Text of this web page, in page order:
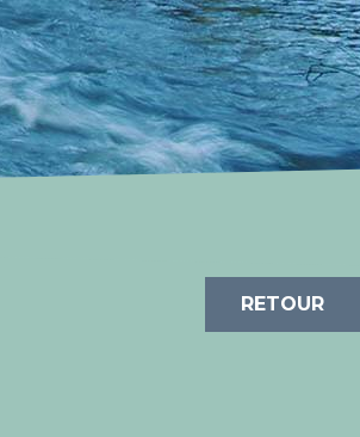
RETOUR